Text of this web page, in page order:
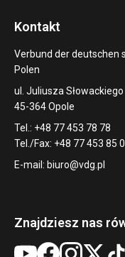
Kontakt
Verbund der deutschen
Polen
ul. Juliusza Słowackiego
45-364 Opole
Tel.: +48 77 453 78 78
Tel./Fax: +48 77 453 85
E-mail: biuro@vdg.pl
Znajdziesz nas